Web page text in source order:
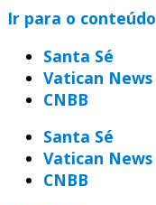
Ir para o conteúdo
Santa Sé
Vatican News
CNBB
Santa Sé
Vatican News
CNBB